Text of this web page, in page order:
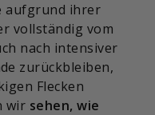
aufgrund ihrer
vollständig vom
nach intensiver
zurückbleiben,
Flecken
wir sehen, wie